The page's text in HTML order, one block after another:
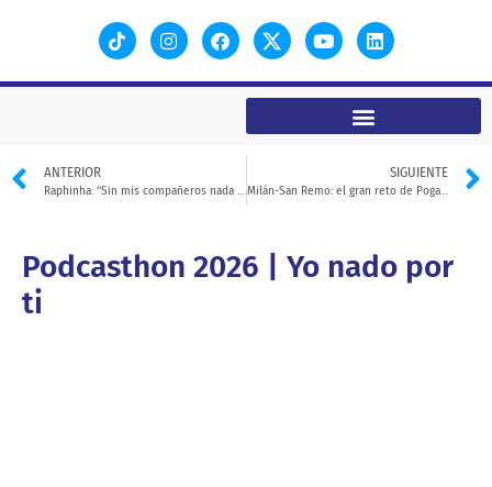
ANTERIOR
Raphinha: “Sin mis compañeros nada sería posible”
SIGUIENTE
Milán-San Remo: el gran reto de Pogačar
Podcasthon 2026 | Yo nado por
ti